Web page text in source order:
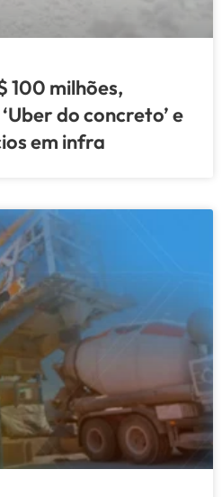
100 milhões,
do concreto’ e
em infra